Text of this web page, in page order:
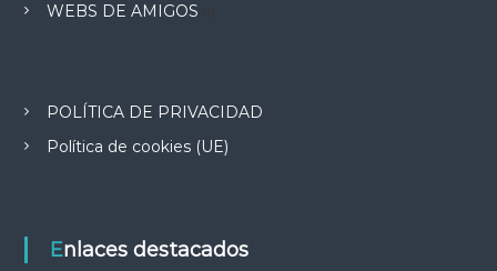
WEBS DE AMIGOS
POLÍTICA DE PRIVACIDAD
Política de cookies (UE)
Enlaces destacados